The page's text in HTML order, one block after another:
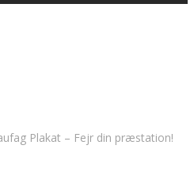
Plakat – Fejr din præstation!